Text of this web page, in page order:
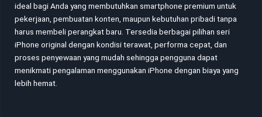
ideal bagi Anda yang membutuhkan smartphone premium untuk
pekerjaan, pembuatan konten, maupun kebutuhan pribadi tanpa
harus membeli perangkat baru. Tersedia berbagai pilihan seri
iPhone original dengan kondisi terawat, performa cepat, dan
proses penyewaan yang mudah sehingga pengguna dapat
menikmati pengalaman menggunakan iPhone dengan biaya yang
lebih hemat.